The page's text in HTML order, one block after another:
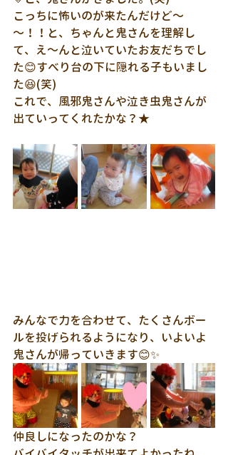
こっちに怖いのが来たんだけど～
～！！と、ちゃんと鬼さんを理解し
て、え～んと泣いていたお友だちでし
た😊すべり台の下に隠れる子もいまし
た😆(笑)
これで、風邪鬼さんや泣き虫鬼さんが
出ていってくれたかな？★
みんなで力を合わせて、たくさんボー
ルを投げられるようになり、いよいよ
鬼さんが帰っていきます😊✨
仲良しになったのかな？